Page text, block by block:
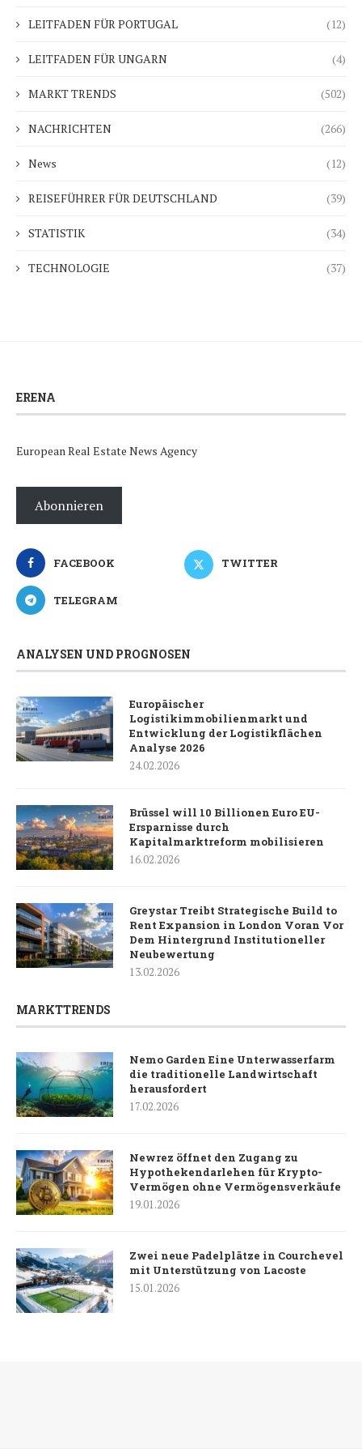
LEITFADEN FÜR PORTUGAL (12)
LEITFADEN FÜR UNGARN (4)
MARKT TRENDS (502)
NACHRICHTEN (266)
News (12)
REISEFÜHRER FÜR DEUTSCHLAND (39)
STATISTIK (34)
TECHNOLOGIE (37)
ERENA
European Real Estate News Agency
Abonnieren
FACEBOOK TWITTER
TELEGRAM
ANALYSEN UND PROGNOSEN
Europäischer
Logistikimmobilienmarkt und
Entwicklung der Logistikflächen
Analyse 2026
24.02.2026
Brüssel will 10 Billionen Euro EU-
Ersparnisse durch
Kapitalmarktreform mobilisieren
16.02.2026
Greystar Treibt Strategische Build to
Rent Expansion in London Voran Vor
Dem Hintergrund Institutioneller
Neubewertung
13.02.2026
MARKTTRENDS
Nemo Garden Eine Unterwasserfarm
die traditionelle Landwirtschaft
herausfordert
17.02.2026
Newrez öffnet den Zugang zu
Hypothekendarlehen für Krypto-
Vermögen ohne Vermögensverkäufe
19.01.2026
Zwei neue Padelplätze in Courchevel
mit Unterstützung von Lacoste
15.01.2026